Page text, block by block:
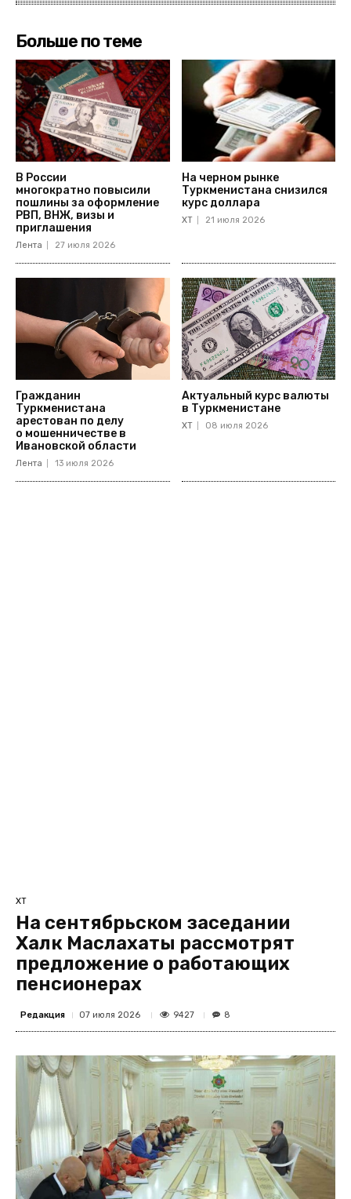
Больше по теме
В России
многократно повысили
пошлины за оформление
РВП, ВНЖ, визы и
приглашения
Лента 27 июля 2026
На черном рынке
Туркменистана снизился
курс доллара
ХТ 21 июля 2026
Гражданин
Туркменистана
арестован по делу
о мошенничестве в
Ивановской области
Лента 13 июля 2026
Актуальный курс валюты
в Туркменистане
ХТ 08 июля 2026